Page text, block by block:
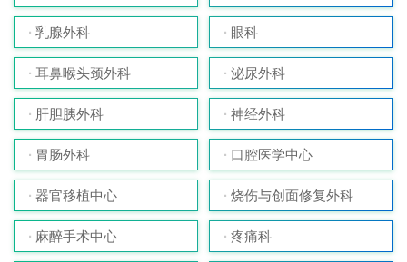
乳腺外科 眼科
耳鼻喉头颈外科 泌尿外科
肝胆胰外科 神经外科
胃肠外科 口腔医学中心
器官移植中心 烧伤与创面修复外科
麻醉手术中心 疼痛科